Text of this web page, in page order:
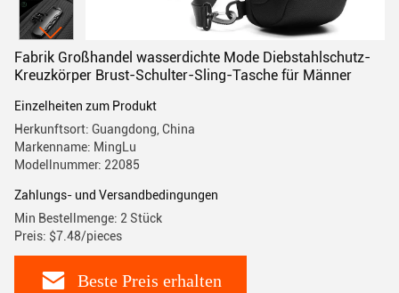
Fabrik Großhandel wasserdichte Mode Diebstahlschutz-
Kreuzkörper Brust-Schulter-Sling-Tasche für Männer
Einzelheiten zum Produkt
Herkunftsort: Guangdong, China
Markenname: MingLu
Modellnummer: 22085
Zahlungs- und Versandbedingungen
Min Bestellmenge: 2 Stück
Preis: $7.48/pieces
Beste Preis erhalten